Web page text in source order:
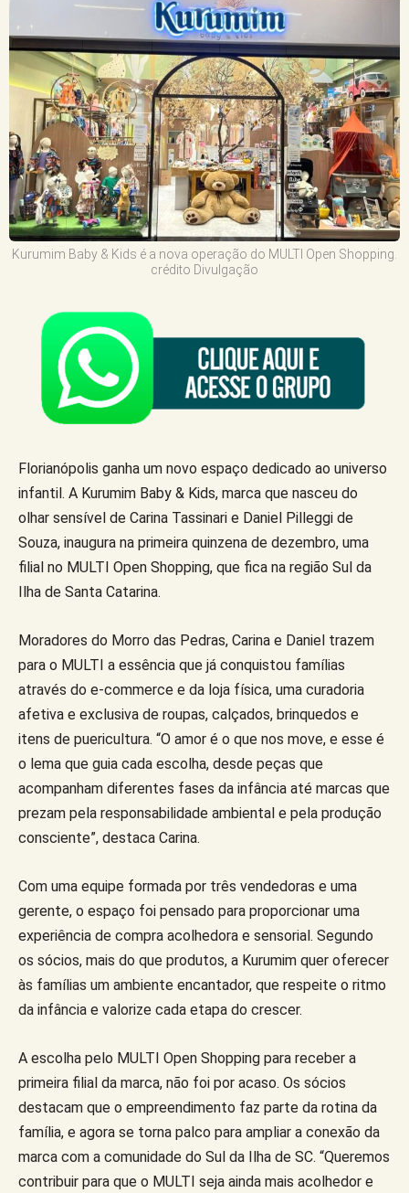
Kurumim Baby & Kids é a nova operação do MULTI Open Shopping.
crédito Divulgação
Florianópolis ganha um novo espaço dedicado ao universo
infantil. A Kurumim Baby & Kids, marca que nasceu do
olhar sensível de Carina Tassinari e Daniel Pilleggi de
Souza, inaugura na primeira quinzena de dezembro, uma
filial no MULTI Open Shopping, que fica na região Sul da
Ilha de Santa Catarina.
Moradores do Morro das Pedras, Carina e Daniel trazem
para o MULTI a essência que já conquistou famílias
através do e-commerce e da loja física, uma curadoria
afetiva e exclusiva de roupas, calçados, brinquedos e
itens de puericultura. “O amor é o que nos move, e esse é
o lema que guia cada escolha, desde peças que
acompanham diferentes fases da infância até marcas que
prezam pela responsabilidade ambiental e pela produção
consciente”, destaca Carina.
Com uma equipe formada por três vendedoras e uma
gerente, o espaço foi pensado para proporcionar uma
experiência de compra acolhedora e sensorial. Segundo
os sócios, mais do que produtos, a Kurumim quer oferecer
às famílias um ambiente encantador, que respeite o ritmo
da infância e valorize cada etapa do crescer.
A escolha pelo MULTI Open Shopping para receber a
primeira filial da marca, não foi por acaso. Os sócios
destacam que o empreendimento faz parte da rotina da
família, e agora se torna palco para ampliar a conexão da
marca com a comunidade do Sul da Ilha de SC. “Queremos
contribuir para que o MULTI seja ainda mais acolhedor e